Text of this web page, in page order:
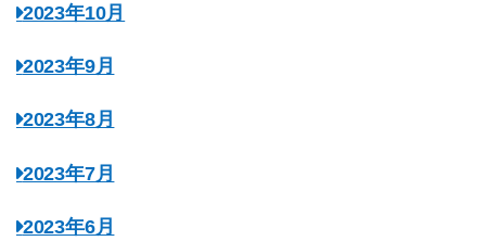
2023年10月
2023年9月
2023年8月
2023年7月
2023年6月